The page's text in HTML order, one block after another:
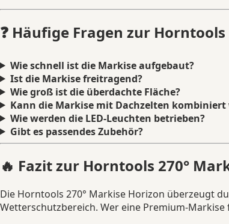
❓ Häufige Fragen zur
Wie schnell ist die Markise aufgebaut?
Ist die Markise freitragend?
Wie groß ist die überdachte Fläche?
Kann die Markise mit Dachzelten kombiniert
Wie werden die LED-Leuchten betrieben?
Gibt es passendes Zubehör?
🔥 Fazit zur Horntools 270°
Die Horntools 270° Markise Horizon überzeugt
Wetterschutzbereich. Wer eine Premium-